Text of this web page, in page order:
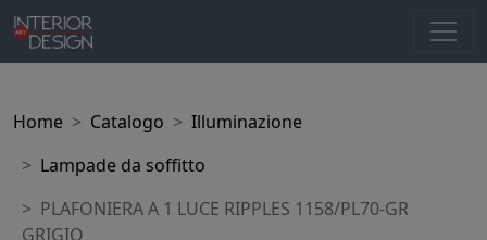
Home Catalogo
Illuminazione
Lampade da soffitto
PLAFONIERA A 1 LUCE RIPPLES 1158/PL70-GR
GRIGIO